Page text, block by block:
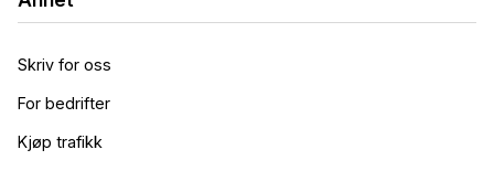
Skriv for oss
For bedrifter
Kjøp trafikk